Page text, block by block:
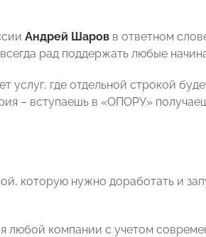
Андрей Шаров в ответном
рад поддержать любые
услуг, где отдельной строкой
– вступаешь в «ОПОРУ»
которую нужно доработать и
любой компании с учетом